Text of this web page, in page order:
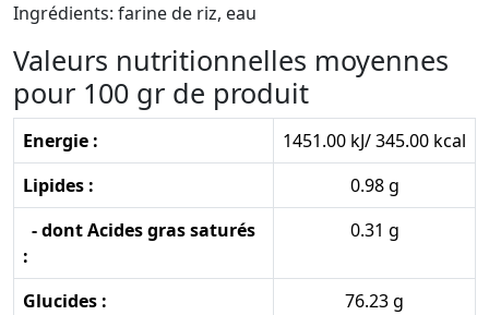
Ingrédients: farine de riz, eau
Valeurs nutritionnelles moyennes
pour 100 gr de produit
Energie :
1451.00 kJ/ 345.00 kcal
Lipides :
0.98 g
- dont Acides gras saturés
:
0.31 g
Glucides :
76.23 g